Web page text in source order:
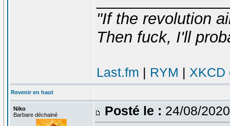
"If the revolution
Then fuck, I'll
Last.fm | RYM | XKCD
Revenir en haut
Niko
Barbare déchainé
Posté le : 24/08/